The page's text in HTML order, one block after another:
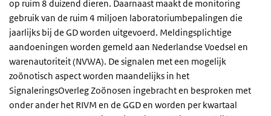
op ruim 8 duizend dieren. Daarnaast maakt de monitoring
gebruik van de ruim 4 miljoen laboratoriumbepalingen die
jaarlijks bij de GD worden uitgevoerd. Meldingsplichtige
aandoeningen worden gemeld aan Nederlandse Voedsel en
warenautoriteit (NVWA). De signalen met een mogelijk
zoönotisch aspect worden maandelijks in het
SignaleringsOverleg Zoönosen ingebracht en besproken met
onder ander het RIVM en de GGD en worden per kwartaal